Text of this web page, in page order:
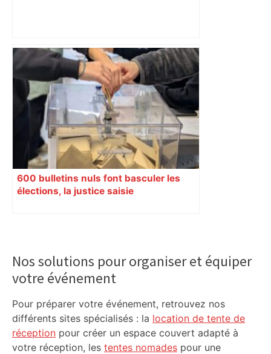
Capilla en bleu ciel pour combien de
temps encore ? Toulouse et l'UBB aux
aguets – Rugbynistere
600 bulletins nuls font basculer les
élections, la justice saisie
Sidebar
Nos solutions pour organiser et équiper
votre événement
Pour préparer votre événement, retrouvez nos
différents sites spécialisés : la location de tente de
réception pour créer un espace couvert adapté à
votre réception, les tentes nomades pour une